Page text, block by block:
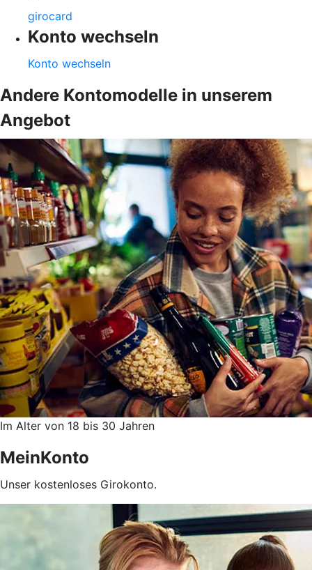
girocard
Konto wechseln
Konto wechseln
Andere Kontomodelle in unserem
Angebot
Im Alter von 18 bis 30 Jahren
MeinKonto
Unser kostenloses Girokonto.